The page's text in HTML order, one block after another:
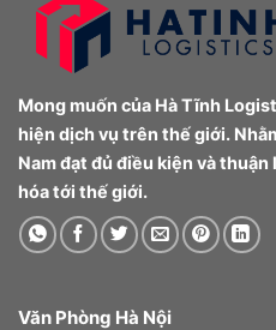
Mong muốn của Hà Tĩnh
hiện dịch vụ trên thế giới.
Nam đạt đủ điều kiện và
hóa tới thế giới.
Văn Phòng Hà Nội